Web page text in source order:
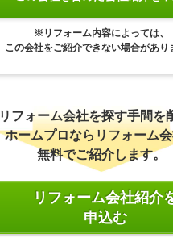
※リフォーム内容によっては、
この会社をご紹介できない場合があり
リフォーム会社を探す手間を
ホームプロならリフォーム
無料でご紹介します。
リフォーム会社紹介
申込む